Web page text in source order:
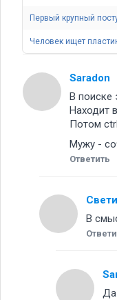
Первый крупный
Человек ищет
Saradon
В поиске
Находит
Потом
Мужу -
Ответить
В
Да